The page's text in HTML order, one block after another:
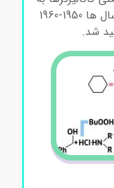
نیمه دوم قرن 20 باز می گردد و در سال ها 1950-1960
شد.